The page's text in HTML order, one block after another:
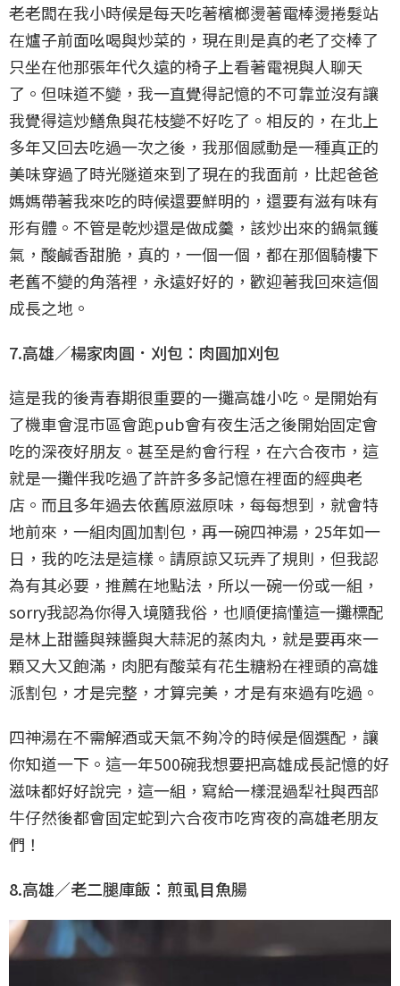
老老闆在我小時候是每天吃著檳榔燙著電棒燙捲髮站
在爐子前面吆喝與炒菜的，現在則是真的老了交棒了
只坐在他那張年代久遠的椅子上看著電視與人聊天
了。但味道不變，我一直覺得記憶的不可靠並沒有讓
我覺得這炒鱔魚與花枝變不好吃了。相反的，在北上
多年又回去吃過一次之後，我那個感動是一種真正的
美味穿過了時光隧道來到了現在的我面前，比起爸爸
媽媽帶著我來吃的時候還要鮮明的，還要有滋有味有
形有體。不管是乾炒還是做成羹，該炒出來的鍋氣鑊
氣，酸鹹香甜脆，真的，一個一個，都在那個騎樓下
老舊不變的角落裡，永遠好好的，歡迎著我回來這個
成長之地。
7.高雄／楊家肉圓．刈包：肉圓加刈包
這是我的後青春期很重要的一攤高雄小吃。是開始有
了機車會混市區會跑pub會有夜生活之後開始固定會
吃的深夜好朋友。甚至是約會行程，在六合夜市，這
就是一攤伴我吃過了許許多多記憶在裡面的經典老
店。而且多年過去依舊原滋原味，每每想到，就會特
地前來，一組肉圓加割包，再一碗四神湯，25年如一
日，我的吃法是這樣。請原諒又玩弄了規則，但我認
為有其必要，推薦在地點法，所以一碗一份或一組，
sorry我認為你得入境隨我俗，也順便搞懂這一攤標配
是林上甜醬與辣醬與大蒜泥的蒸肉丸，就是要再來一
顆又大又飽滿，肉肥有酸菜有花生糖粉在裡頭的高雄
派割包，才是完整，才算完美，才是有來過有吃過。
四神湯在不需解酒或天氣不夠冷的時候是個選配，讓
你知道一下。這一年500碗我想要把高雄成長記憶的好
滋味都好好說完，這一組，寫給一樣混過犁社與西部
牛仔然後都會固定蛇到六合夜市吃宵夜的高雄老朋友
們！
8.高雄／老二腿庫飯：煎虱目魚腸